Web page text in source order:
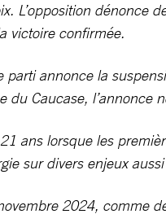
L’opposition dénonce
victoire confirmée.
annonce la
du Caucase, l’annonce
ans lorsque les
sur divers enjeux
2024, comme